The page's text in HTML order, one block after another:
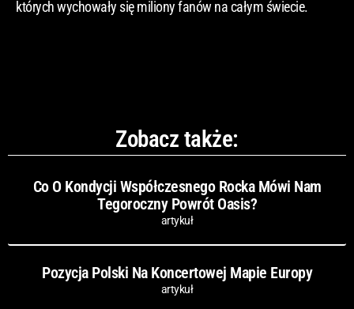
których wychowały się miliony fanów na całym świecie.
Zobacz także:
Co O Kondycji Współczesnego Rocka Mówi Nam
Tegoroczny Powrót Oasis?
artykuł
Pozycja Polski Na Koncertowej Mapie Europy
artykuł